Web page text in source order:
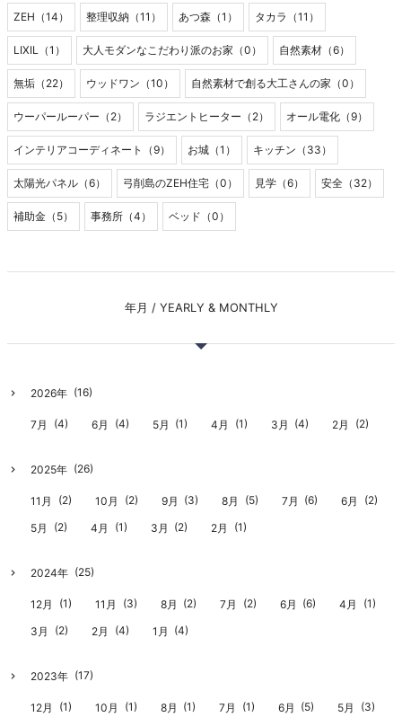
ZEH（14） 整理収納（11） あつ森（1） タカラ（11）
LIXIL（1） 大人モダンなこだわり派のお家（0） 自然素材（6）
無垢（22） ウッドワン（10） 自然素材で創る大工さんの家（0）
ウーパールーパー（2） ラジエントヒーター（2） オール電化（9）
インテリアコーディネート（9） お城（1） キッチン（33）
太陽光パネル（6） 弓削島のZEH住宅（0） 見学（6） 安全（32）
補助金（5） 事務所（4） ベッド（0）
年月 / YEARLY & MONTHLY
2026年 (16)
7月 (4) 6月 (4) 5月 (1) 4月 (1) 3月 (4) 2月 (2)
2025年 (26)
11月 (2) 10月 (2) 9月 (3) 8月 (5) 7月 (6) 6月 (2)
5月 (2) 4月 (1) 3月 (2) 2月 (1)
2024年 (25)
12月 (1) 11月 (3) 8月 (2) 7月 (2) 6月 (6) 4月 (1)
3月 (2) 2月 (4) 1月 (4)
2023年 (17)
12月 (1) 10月 (1) 8月 (1) 7月 (1) 6月 (5) 5月 (3)